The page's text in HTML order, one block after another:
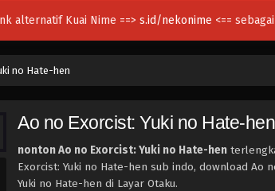
alternatif Kuai Nime ==> s.id/nekonime <==
no Hate-hen
Ao no Exorcist: Yuki no Hate-hen
nonton Ao no Exorcist: Yuki no Hate-hen
Exorcist: Yuki no Hate-hen sub indo, download Ao
Yuki no Hate-hen di Layar Otaku.